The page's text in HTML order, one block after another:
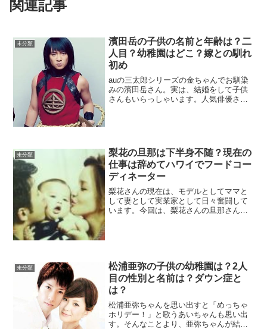
関連記事
未分類
濱田岳の子供の名前と年齢は？二
人目？幼稚園はどこ？嫁との馴れ
初め
auの三太郎シリーズの金ちゃんでお馴染
みの濱田岳さん。実は、結婚をして子供
さんもいらっしゃいます。人気俳優さん
未分類
梨花の旦那は下半身不随？現在の
仕事は辞めてハワイでフードコー
ディネーター
梨花さんの現在は、モデルとしてママと
して妻として実業家として日々奮闘して
います。今回は、梨花さんの旦那さんに
未分類
松浦亜弥の子供の幼稚園は？2人
目の性別と名前は？ダウン症と
は？
松浦亜弥ちゃんを思い出すと「めっちゃ
ホリデー！」と歌うあいちゃんも思い出
す。そんなことより、亜弥ちゃんが結婚